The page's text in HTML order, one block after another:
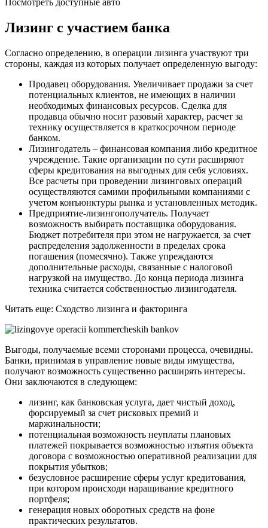
Посмотреть доступные авто
Лизинг с участием банка
Согласно определению, в операции лизинга участвуют три
стороны, каждая из которых получает определенную выгоду:
Продавец оборудования. Увеличивает продажи за счет
потенциальных клиентов, не имеющих в наличии
необходимых финансовых ресурсов. Сделка для
продавца обычно носит разовый характер, расчет за
технику осуществляется в краткосрочном периоде
банком.
Лизингодатель – финансовая компания либо кредитное
учреждение. Такие организации по сути расширяют
сферы кредитования на выгодных для себя условиях.
Все расчеты при проведении лизинговых операций
осуществляются самими профильными компаниями с
учетом конъюнктуры рынка и установленных методик.
Предприятие-лизингополучатель. Получает
возможность выбирать поставщика оборудования.
Бюджет потребителя при этом не нагружается, за счет
распределения задолженности в пределах срока
погашения (помесячно). Также упреждаются
дополнительные расходы, связанные с налоговой
нагрузкой на имущество. До конца периода лизинга
техника считается собственностью лизингодателя.
Читать еще: Сходство лизинга и факторинга
Выгоды, получаемые всеми сторонами процесса, очевидны.
Банки, принимая в управление новые виды имущества,
получают возможность существенно расширять интересы.
Они заключаются в следующем:
лизинг, как банковская услуга, дает чистый доход,
форсируемый за счет рисковых премий и
маржинальности;
потенциальная возможность неуплаты плановых
платежей покрывается возможностью изъятия объекта
договора с возможностью оперативной реализации для
покрытия убытков;
безусловное расширение сферы услуг кредитования,
при котором происходи наращивание кредитного
портфеля;
генерация новых оборотных средств на фоне
практических результатов.